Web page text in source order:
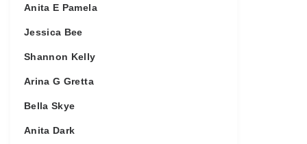
Anita E Pamela
Jessica Bee
Shannon Kelly
Arina G Gretta
Bella Skye
Anita Dark